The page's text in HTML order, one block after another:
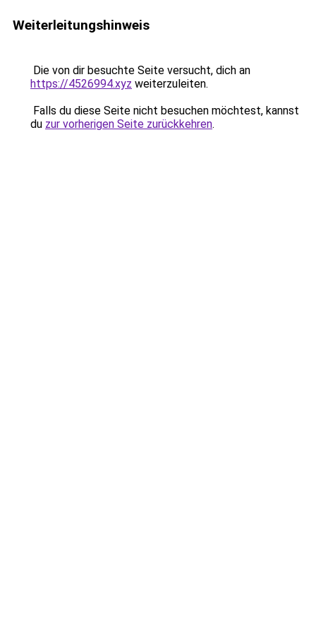
Weiterleitungshinweis
Die von dir besuchte Seite versucht, dich an
https://4526994.xyz weiterzuleiten.
Falls du diese Seite nicht besuchen möchtest, kannst
du zur vorherigen Seite zurückkehren.